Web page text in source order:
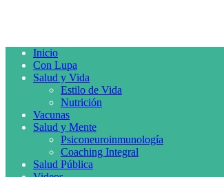
Inicio
Con Lupa
Salud y Vida
Estilo de Vida
Nutrición
Vacunas
Salud y Mente
Psiconeuroinmunología
Coaching Integral
Salud Pública